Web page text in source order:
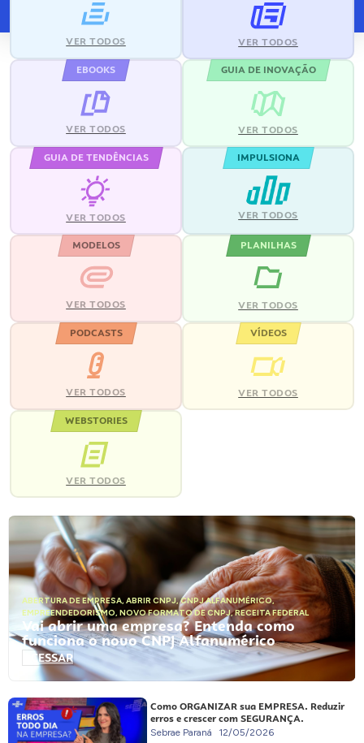
VER TODOS VER TODOS
EBOOKS
VER TODOS
GUIA DE INOVAÇÃO
VER TODOS
GUIA DE TENDÊNCIAS
VER TODOS
IMPULSIONA
VER TODOS
MODELOS
VER TODOS
PLANILHAS
VER TODOS
PODCASTS
VER TODOS
VÍDEOS
VER TODOS
WEBSTORIES
VER TODOS
ABERTURA DE EMPRESA, ABRIR CNPJ,CNPJ ALFANUMÉRICO,
EMPREENDEDORISMO, NOVO FORMATO DE CNPJ,RECEITA FEDERAL
Vai abrir uma empresa? Entenda como
funciona o novo CNPJ Alfanumérico
ACESSAR
Como ORGANIZAR sua EMPRESA. Reduzir
erros e crescer com SEGURANÇA.
Sebrae Paraná 12/05/2026